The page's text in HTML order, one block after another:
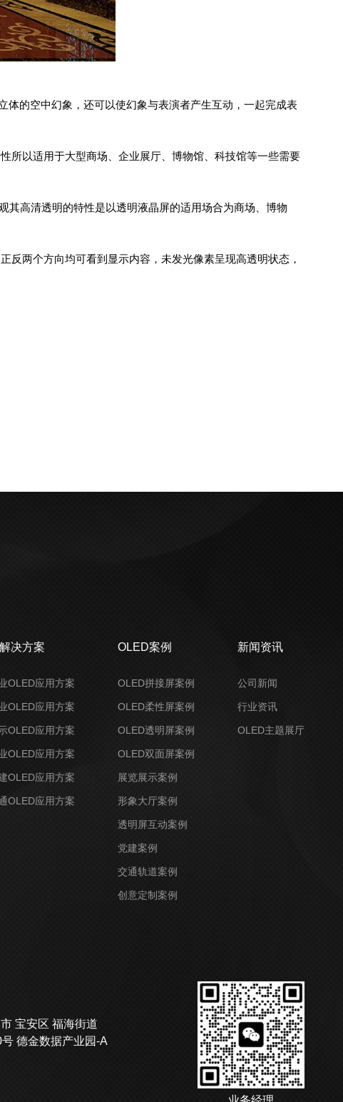
的空中幻象，还可以使幻象与表演者产生互动，一起完成表
以适用于大型商场、企业展厅、博物馆、科技馆等一些需要
高清透明的特性是以透明液晶屏的适用场合为商场、博物
两个方向均可看到显示内容，未发光像素呈现高透明状态，
决方案
OLED应用方案
OLED应用方案
OLED应用方案
OLED应用方案
OLED应用方案
OLED应用方案
OLED案例
OLED拼接屏案例
OLED柔性屏案例
OLED透明屏案例
OLED双面屏案例
展览展示案例
形象大厅案例
透明屏互动案例
党建案例
交通轨道案例
创意定制案例
新闻资讯
公司新闻
行业资讯
OLED主题展厅
宝安区 福海街道
德金数据产业园-A